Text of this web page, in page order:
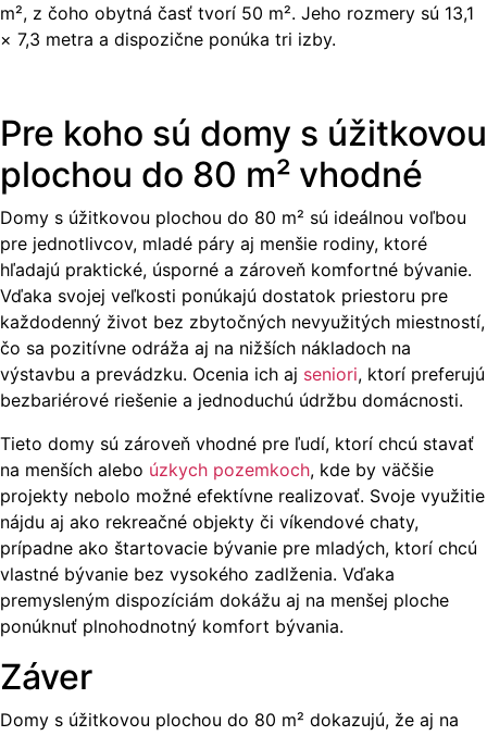
m², z čoho obytná časť tvorí 50 m². Jeho rozmery sú 13,1
× 7,3 metra a dispozične ponúka tri izby.
Pre koho sú domy s úžitkovou
plochou do 80 m² vhodné
Domy s úžitkovou plochou do 80 m² sú ideálnou voľbou
pre jednotlivcov, mladé páry aj menšie rodiny, ktoré
hľadajú praktické, úsporné a zároveň komfortné bývanie.
Vďaka svojej veľkosti ponúkajú dostatok priestoru pre
každodenný život bez zbytočných nevyužitých miestností,
čo sa pozitívne odráža aj na nižších nákladoch na
výstavbu a prevádzku. Ocenia ich aj seniori, ktorí preferujú
bezbariérové riešenie a jednoduchú údržbu domácnosti.
Tieto domy sú zároveň vhodné pre ľudí, ktorí chcú stavať
na menších alebo úzkych pozemkoch, kde by väčšie
projekty nebolo možné efektívne realizovať. Svoje využitie
nájdu aj ako rekreačné objekty či víkendové chaty,
prípadne ako štartovacie bývanie pre mladých, ktorí chcú
vlastné bývanie bez vysokého zadlženia. Vďaka
premysleným dispozíciám dokážu aj na menšej ploche
ponúknuť plnohodnotný komfort bývania.
Záver
Domy s úžitkovou plochou do 80 m² dokazujú, že aj na